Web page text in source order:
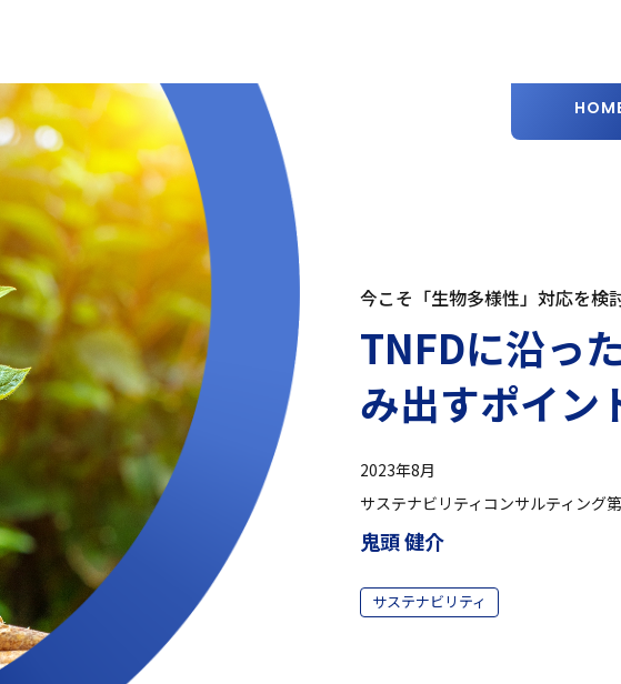
今こそ「生物多様性」対応を検
TNFDに沿っ
み出すポイン
2023年8月
サステナビリティコンサルティング
鬼頭 健介
サステナビリティ